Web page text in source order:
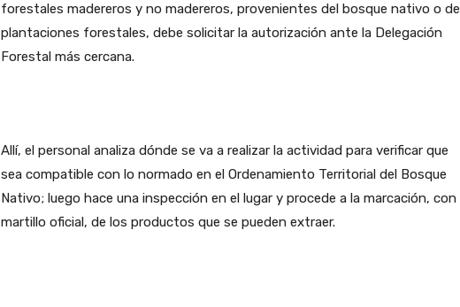
forestales madereros y no madereros, provenientes del bosque nativo o de
plantaciones forestales, debe solicitar la autorización ante la Delegación
Forestal más cercana.
Allí, el personal analiza dónde se va a realizar la actividad para verificar que
sea compatible con lo normado en el Ordenamiento Territorial del Bosque
Nativo; luego hace una inspección en el lugar y procede a la marcación, con
martillo oficial, de los productos que se pueden extraer.